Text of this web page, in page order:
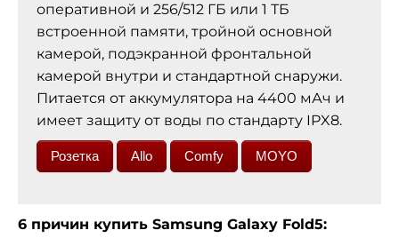
оперативной и 256/512 ГБ или 1 ТБ
встроенной памяти, тройной основной
камерой, подэкранной фронтальной
камерой внутри и стандартной снаружи.
Питается от аккумулятора на 4400 мАч и
имеет защиту от воды по стандарту IPX8.
Розетка Allo Comfy MOYO
6 причин купить Samsung Galaxy Fold5: